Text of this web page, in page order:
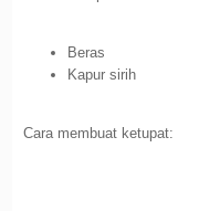
Beras
Kapur sirih
Cara membuat ketupat: